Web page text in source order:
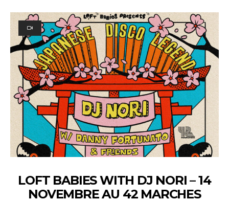
LOFT BABIES WITH DJ NORI – 14
NOVEMBRE AU 42 MARCHES